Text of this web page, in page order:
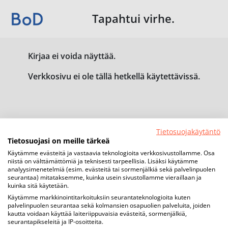
Tapahtui virhe.
Kirjaa ei voida näyttää.
Verkkosivu ei ole tällä hetkellä käytettävissä.
Tietosuojakäytäntö
Tietosuojasi on meille tärkeä
Käytämme evästeitä ja vastaavia teknologioita verkkosivustollamme. Osa
niistä on välttämättömiä ja teknisesti tarpeellisia. Lisäksi käytämme
analyysimenetelmiä (esim. evästeitä tai sormenjälkiä sekä palvelinpuolen
seurantaa) mitataksemme, kuinka usein sivustollamme vieraillaan ja
kuinka sitä käytetään.
Käytämme markkinointitarkoituksiin seurantateknologioita kuten
palvelinpuolen seurantaa sekä kolmansien osapuolien palveluita, joiden
kautta voidaan käyttää laiteriippuvaisia evästeitä, sormenjälkiä,
seurantapikseleitä ja IP-osoitteita.